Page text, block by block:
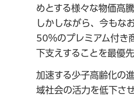
めとする様々な物価高
しかしながら、今もな
50％のプレミアム付き
下支えすることを最優
加速する少子高齢化の
域社会の活力を低下さ